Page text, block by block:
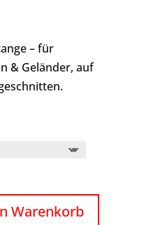
– für
& Geländer, auf
Warenkorb